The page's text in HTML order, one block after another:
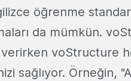
öğrenme
da mümkün.
voStructure
sağlıyor. Örneğin,